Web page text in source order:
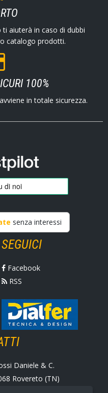
aiuterà in caso di dubbi
catalogo prodotti.
100%
in totale sicurezza.
senza interessi
SEGUICI
Facebook
RSS
Daniele & C.
Rovereto (TN)